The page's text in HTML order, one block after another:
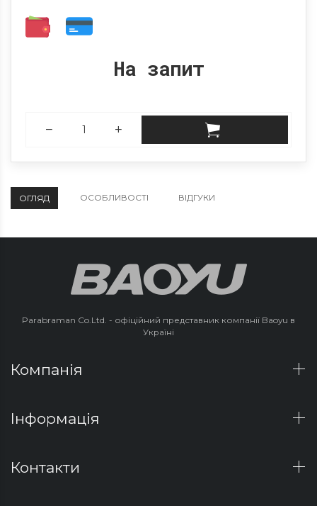
На запит
ОГЛЯД ОСОБЛИВОСТІ ВІДГУКИ
Parabraman Co.Ltd. - офіційний представник компанії Baoyu в
Україні
Компанія
Інформація
Контакти